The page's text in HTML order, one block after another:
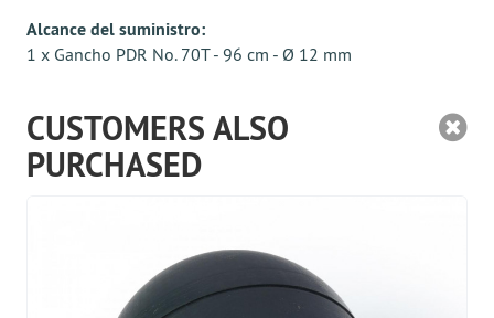
Alcance del suministro:
1 x Gancho PDR No. 70T - 96 cm - Ø 12 mm
CUSTOMERS ALSO
PURCHASED